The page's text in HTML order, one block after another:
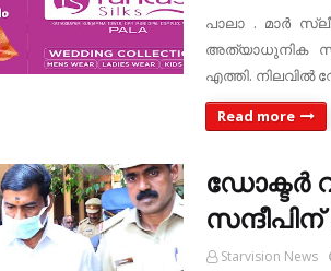
പാലാ . മാർ
അത്യാധുനിക
എത്തി. നിലവിൽ
Read more
ഡോക്ടര്‍
Starvision News